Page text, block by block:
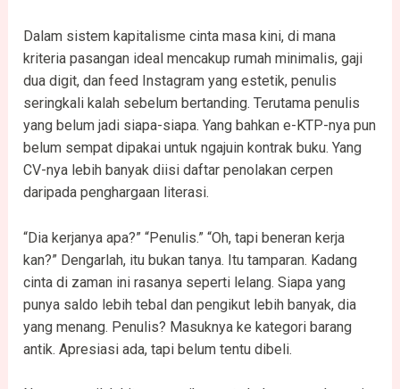
Dalam sistem kapitalisme cinta masa kini, di mana
kriteria pasangan ideal mencakup rumah minimalis, gaji
dua digit, dan feed Instagram yang estetik, penulis
seringkali kalah sebelum bertanding. Terutama penulis
yang belum jadi siapa-siapa. Yang bahkan e-KTP-nya pun
belum sempat dipakai untuk ngajuin kontrak buku. Yang
CV-nya lebih banyak diisi daftar penolakan cerpen
daripada penghargaan literasi.
“Dia kerjanya apa?” “Penulis.” “Oh, tapi beneran kerja
kan?” Dengarlah, itu bukan tanya. Itu tamparan. Kadang
cinta di zaman ini rasanya seperti lelang. Siapa yang
punya saldo lebih tebal dan pengikut lebih banyak, dia
yang menang. Penulis? Masuknya ke kategori barang
antik. Apresiasi ada, tapi belum tentu dibeli.